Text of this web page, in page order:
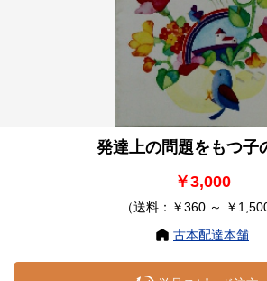
発達上の問題をもつ子
￥3,000
（送料：￥360 ～ ￥1,500
古本配達本舗